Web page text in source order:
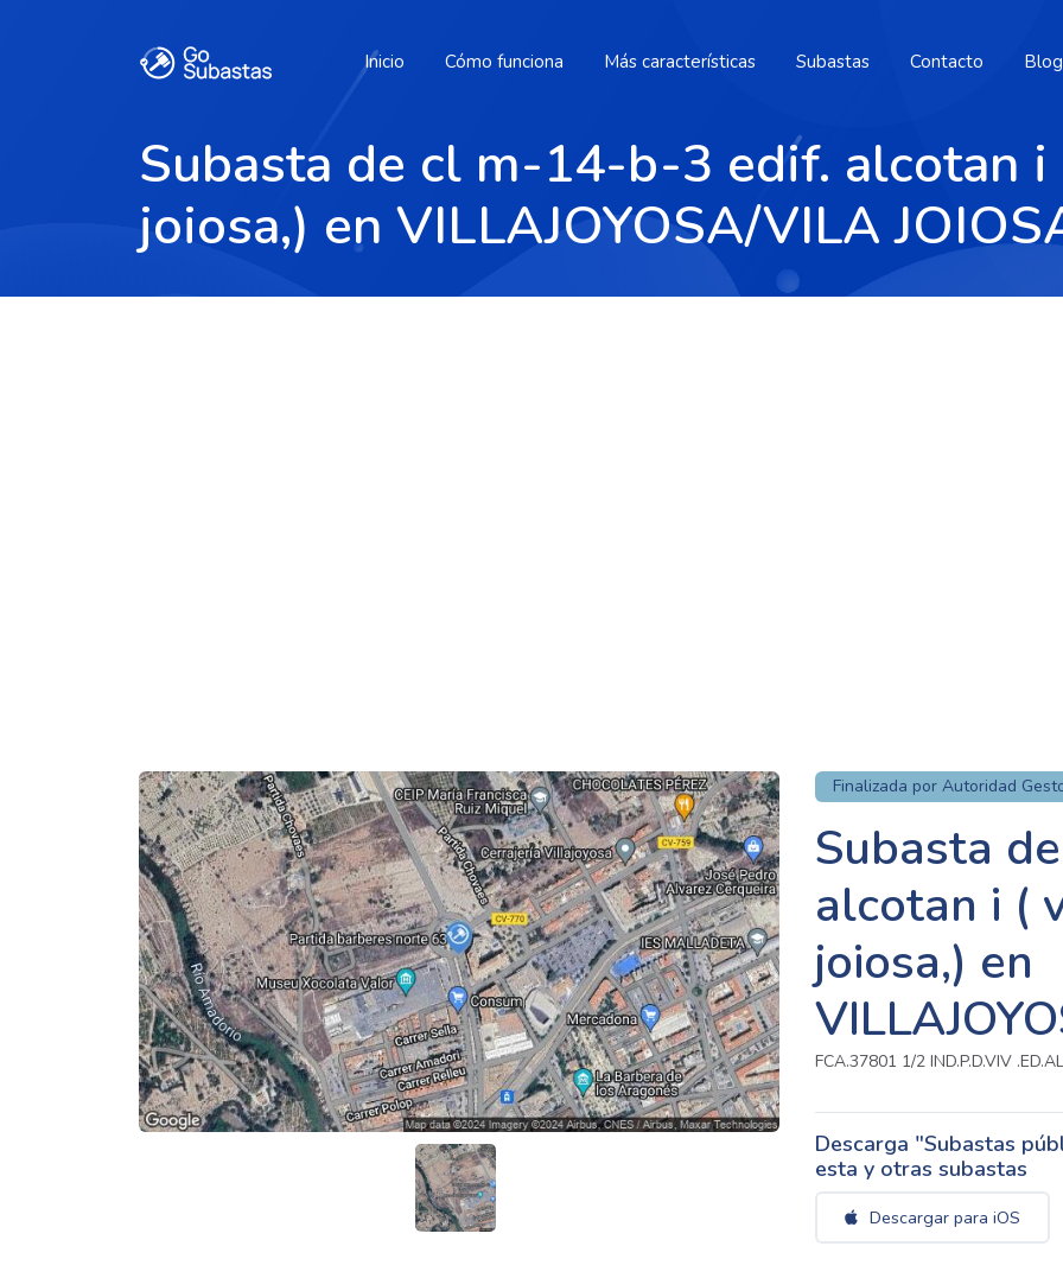
Inicio Cómo funciona Más características Subastas Contacto Blog
Subasta de cl m-14-b-3 edif. alcotan
joiosa,) en VILLAJOYOSA/VILA
Finalizada por Autoridad
Subasta
alcotan i (
joiosa,) en
FCA.37801 1/2 IND.P.D.VIV
Descarga "Subastas
esta y otras subastas
Descargar para iOS